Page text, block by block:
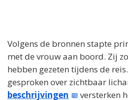
Volgens de bronnen stapte
met de vrouw aan boord. Zij
hebben gezeten tijdens de
gesproken over zichtbaar
beschrijvingen
versterken